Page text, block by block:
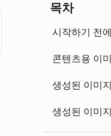
목차
시작하기 전에
콘텐츠용 이
생성된 이미
생성된 이미